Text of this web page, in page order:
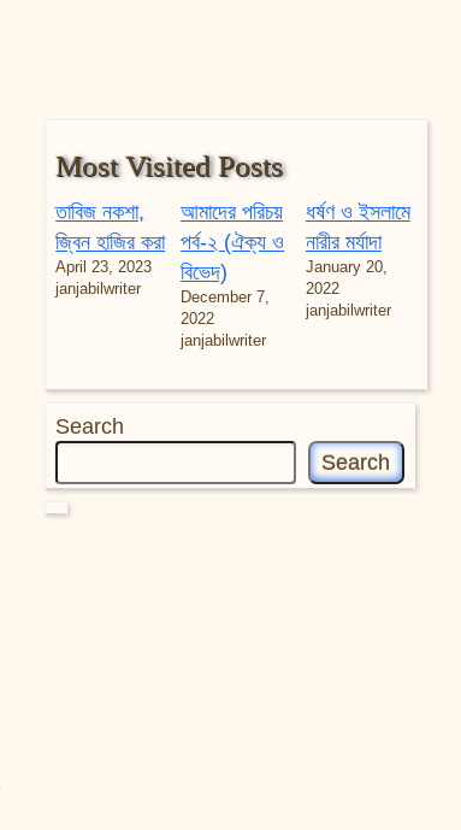
Most Visited Posts
তাবিজ নকশা,
জ্বিন হাজির করা
April 23, 2023
janjabilwriter
আমাদের পরিচয়
পর্ব-২ (ঐক্য ও
বিভেদ)
December 7,
2022
janjabilwriter
ধর্ষণ ও ইসলামে
নারীর মর্যাদা
January 20,
2022
janjabilwriter
Search
Search